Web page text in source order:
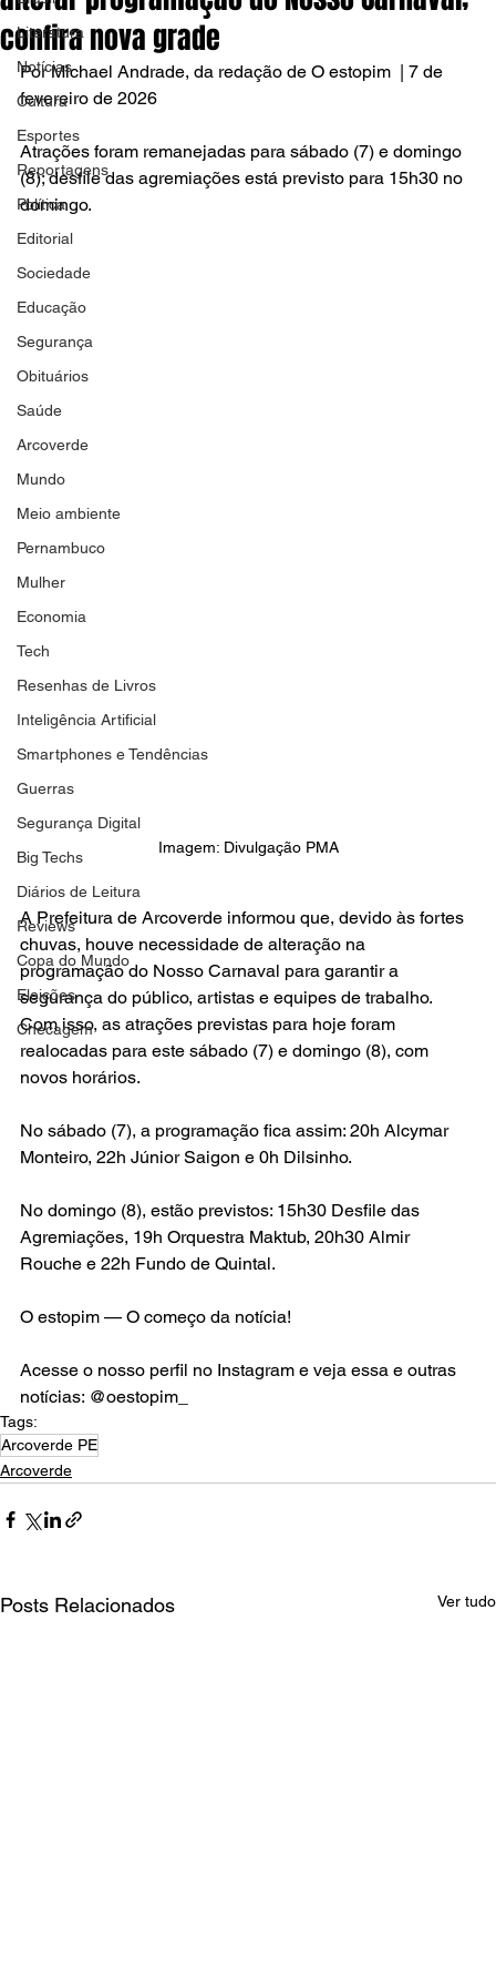
Literatura
Notícias
Cultura
Esportes
Reportagens
Política
Editorial
Sociedade
Educação
Segurança
Obituários
Saúde
Arcoverde
Mundo
Meio ambiente
Pernambuco
Mulher
Economia
Tech
Resenhas de Livros
Inteligência Artificial
Smartphones e Tendências
Guerras
Segurança Digital
Big Techs
Diários de Leitura
Reviews
Copa do Mundo
Eleições
Checagem
confira nova grade
Por Michael Andrade, da redação de O estopim  | 7 de
fevereiro de 2026
Atrações foram remanejadas para sábado (7) e domingo
(8); desfile das agremiações está previsto para 15h30 no
domingo.
Imagem: Divulgação PMA
A Prefeitura de Arcoverde informou que, devido às fortes
chuvas, houve necessidade de alteração na
programação do Nosso Carnaval para garantir a
segurança do público, artistas e equipes de trabalho.
Com isso, as atrações previstas para hoje foram
realocadas para este sábado (7) e domingo (8), com
novos horários.
No sábado (7), a programação fica assim: 20h Alcymar
Monteiro, 22h Júnior Saigon e 0h Dilsinho.
No domingo (8), estão previstos: 15h30 Desfile das
Agremiações, 19h Orquestra Maktub, 20h30 Almir
Rouche e 22h Fundo de Quintal.
O estopim — O começo da notícia!
Acesse o nosso perfil no Instagram e veja essa e outras
notícias: @oestopim_
Tags:
Arcoverde PE
Arcoverde
Posts Relacionados Ver tudo